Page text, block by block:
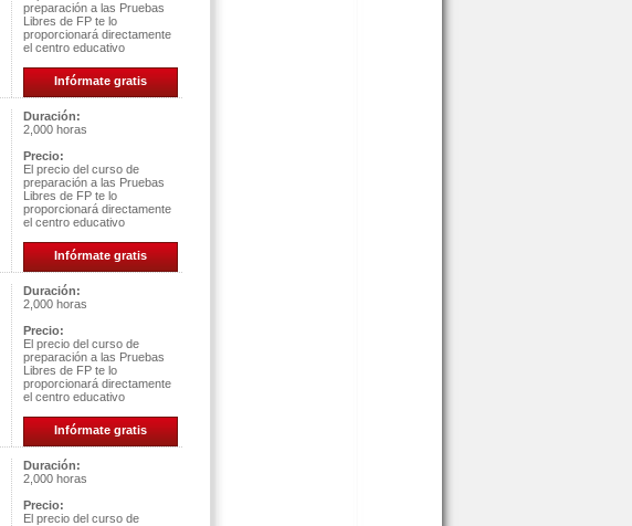
preparación a las Pruebas
Libres de FP te lo
proporcionará directamente
el centro educativo
Infórmate gratis
Duración:
2,000 horas
Precio:
El precio del curso de
preparación a las Pruebas
Libres de FP te lo
proporcionará directamente
el centro educativo
Infórmate gratis
Duración:
2,000 horas
Precio:
El precio del curso de
preparación a las Pruebas
Libres de FP te lo
proporcionará directamente
el centro educativo
Infórmate gratis
Duración:
2,000 horas
Precio:
El precio del curso de